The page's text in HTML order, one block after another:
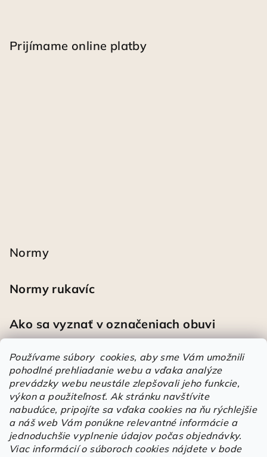
Používame súbory cookies, aby sme Vám umožnili
pohodlné prehliadanie webu a vďaka analýze
prevádzky webu neustále zlepšovali jeho funkcie,
výkon a použiteľnosť. Ak stránku navštívite
nabudúce, pripojíte sa vďaka cookies na ňu rýchlejšie
a náš web Vám ponúkne relevantné informácie a
jednoduchšie vyplnenie údajov počas objednávky.
Viac informácií o súboroch cookies nájdete v bode
Prijímame online platby
Normy
Normy rukavíc
Ako sa vyznať v označeniach obuvi
Heureka
Športové pracovné poltopánky PRESTIGE CLASSIC biele
Hodnotenie produktu je 5 z 5 hviezdičiek.
| Mária
Á